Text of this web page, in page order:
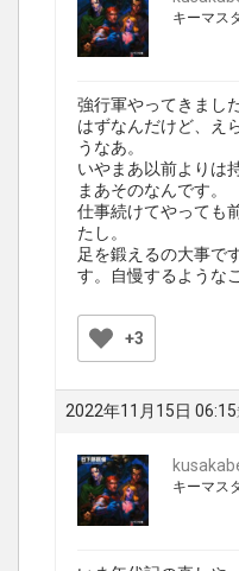
キーマス
強行軍やってきまし
はずなんだけど、え
うなあ。
いやまあ以前よりは
まあそのなんです。
仕事続けてやっても
たし。
足を鍛えるの大事で
す。自慢するような
+3
2022年11月15日 06:15
キーマス